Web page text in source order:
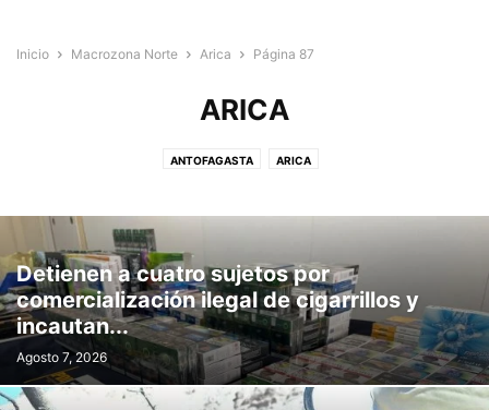
Inicio Macrozona Norte Arica Página 87
ARICA
ANTOFAGASTA ARICA
Detienen a cuatro sujetos por
comercialización ilegal de cigarrillos y
incautan...
Agosto 7, 2026